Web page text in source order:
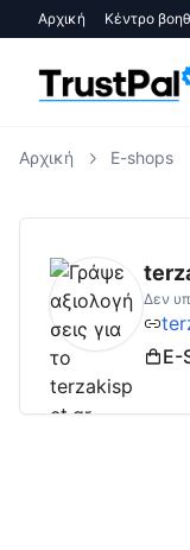
Αρχική Κέντρο
Αρχική E-shops
Δεν
E-